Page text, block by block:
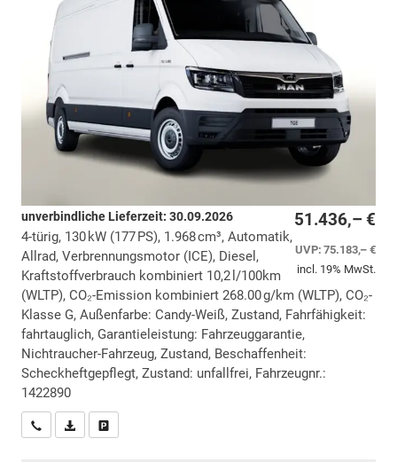
51.436,– €
UVP:75.183,– €
incl. 19% MwSt.
unverbindliche Lieferzeit: 30.09.2026
4-türig, 130 kW (177 PS), 1.968 cm³, Automatik,
Allrad, Verbrennungsmotor (ICE), Diesel,
Kraftstoffverbrauch kombiniert 10,2 l/100km
(WLTP), CO₂-Emission kombiniert 268.00 g/km (WLTP), CO₂-
Klasse G, Außenfarbe: Candy-Weiß, Zustand, Fahrfähigkeit:
fahrtauglich, Garantieleistung: Fahrzeuggarantie,
Nichtraucher-Fahrzeug, Zustand, Beschaffenheit:
Scheckheftgepflegt, Zustand: unfallfrei, Fahrzeugnr.:
1422890
Wir rufen Sie anPDF-Datei, Fahrzeugexposé drucken